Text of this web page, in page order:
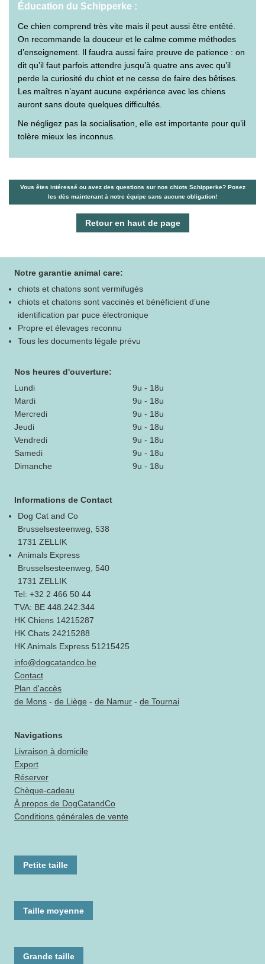
Éducation du Schipperke :
Ce chien comprend très vite mais il peut aussi être entêté.
On recommande la douceur et le calme comme méthodes
d’enseignement. Il faudra aussi faire preuve de patience : on
dit qu’il faut parfois attendre jusqu’à quatre ans avec qu’il
perde la curiosité du chiot et ne cesse de faire des bêtises.
Les maîtres n’ayant aucune expérience avec les chiens
auront sans doute quelques difficultés.
Ne négligez pas la socialisation, elle est importante pour qu’il
tolère mieux les inconnus.
Vous êtes intéressé ou avez des questions sur nos chiots Schipperke? Posez
les dès maintenant à notre équipe sans aucune obligation!
Retour en haut de page
Notre garantie animal care:
chiots et chatons sont vermifugés
chiots et chatons sont vaccinés et bénéficient d’une
identification par puce électronique
Propre et élevages reconnu
Tous les documents légale prévu
Nos heures d'ouverture:
Lundi
9u - 18u
Mardi
9u - 18u
Mercredi
9u - 18u
Jeudi
9u - 18u
Vendredi
9u - 18u
Samedi
9u - 18u
Dimanche
9u - 18u
Informations de Contact
Dog Cat and Co
Brusselsesteenweg, 538
1731 ZELLIK
Animals Express
Brusselsesteenweg, 540
1731 ZELLIK
Tel: +32 2 466 50 44
TVA: BE 448.242.344
HK Chiens 14215287
HK Chats 24215288
HK Animals Express 51215425
info@dogcatandco.be
Contact
Plan d'accès
de Mons - de Liège - de Namur - de Tournai
Navigations
Livraison à domicile
Export
Réserver
Chèque-cadeau
À propos de DogCatandCo
Conditions générales de vente
Petite taille
Taille moyenne
Grande taille